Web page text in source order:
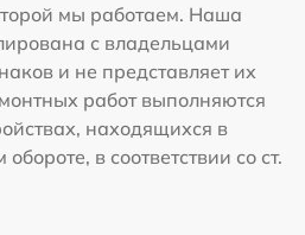
мы работаем. Наша
с владельцами
и не представляет их
работ выполняются
находящихся в
в соответствии со ст.